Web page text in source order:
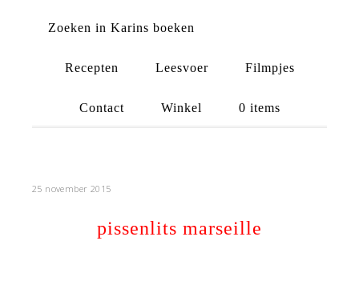
Zoeken in Karins boeken
Recepten Leesvoer Filmpjes
Contact Winkel 0 items
25 november 2015
pissenlits marseille